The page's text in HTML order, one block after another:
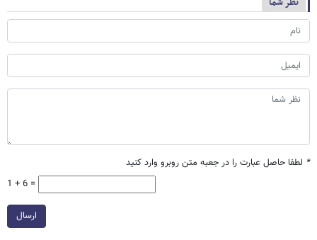
* لطفا حاصل عبارت را در جعبه متن روبرو وارد کنید
1 + 6 =
ارسال